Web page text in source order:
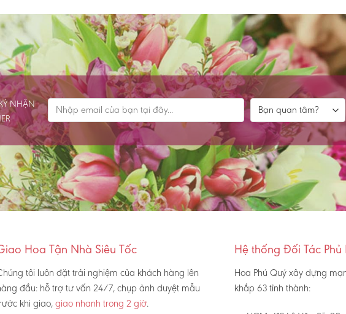
NHẬN
Hoa Tận Nhà Siêu Tốc
tôi luôn đặt trải nghiệm của khách hàng lên
đầu: hỗ trợ tư vấn 24/7, chụp ảnh duyệt mẫu
khi giao, giao nhanh trong 2 giờ.
Hệ thống Đối Tác
Hoa Phú Quý xây dựng
khắp 63 tỉnh thành: